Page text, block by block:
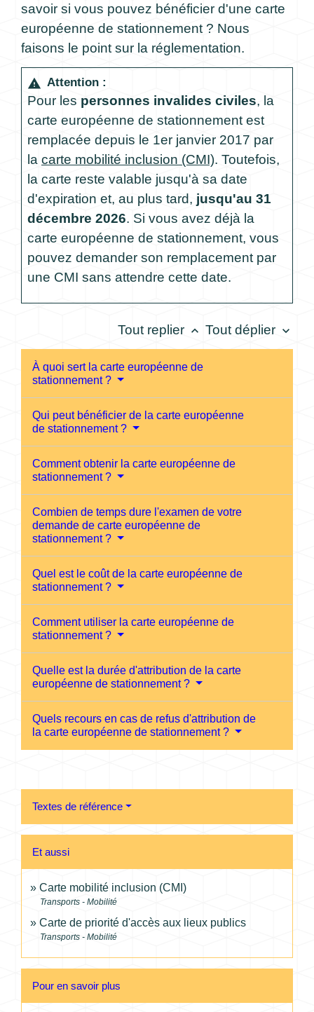
savoir si vous pouvez bénéficier d'une carte
européenne de stationnement ? Nous
faisons le point sur la réglementation.
warning Attention :
Pour les personnes invalides civiles, la
carte européenne de stationnement est
remplacée depuis le 1er janvier 2017 par
la carte mobilité inclusion (CMI). Toutefois,
la carte reste valable jusqu'à sa date
d'expiration et, au plus tard, jusqu'au 31
décembre 2026. Si vous avez déjà la
carte européenne de stationnement, vous
pouvez demander son remplacement par
une CMI sans attendre cette date.
Tout replier keyboard_arrow_up Tout déplier keyboard_arrow_down
À quoi sert la carte européenne de
stationnement ?
Qui peut bénéficier de la carte européenne
de stationnement ?
Comment obtenir la carte européenne de
stationnement ?
Combien de temps dure l'examen de votre
demande de carte européenne de
stationnement ?
Quel est le coût de la carte européenne de
stationnement ?
Comment utiliser la carte européenne de
stationnement ?
Quelle est la durée d'attribution de la carte
européenne de stationnement ?
Quels recours en cas de refus d'attribution de
la carte européenne de stationnement ?
Textes de référence
Et aussi
Carte mobilité inclusion (CMI)
Transports - Mobilité
Carte de priorité d'accès aux lieux publics
Transports - Mobilité
Pour en savoir plus